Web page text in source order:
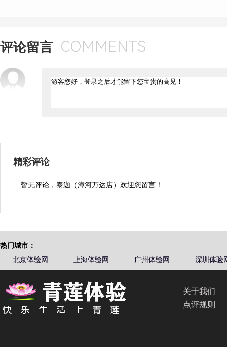
评论留言 COMMENTS
精彩评论
暂无评论，泰迦（漳河万达店）欢迎您留言！
热门城市：
北京体验网
上海体验网 广州体验网 深圳体验
关于我们
点评规则